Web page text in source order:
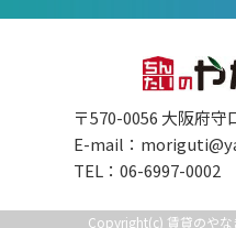
〒570-0056 大阪府
E-mail：
TEL：06-6997-0002
Copyright(c) 賃貸のやな